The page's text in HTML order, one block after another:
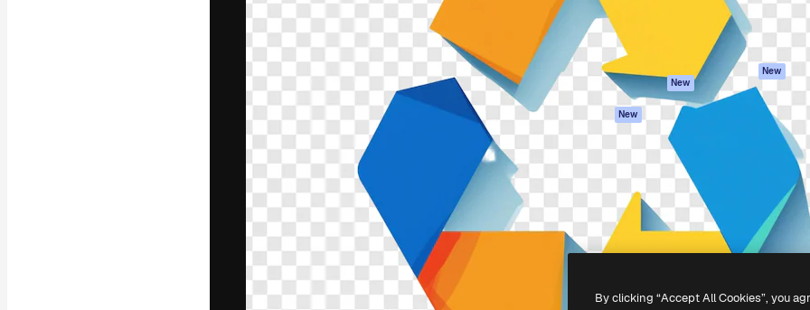
Gerador de vídeos
Texto para voz
Conteúdo de stock
MCP para
Claude/ChatGPT
New
New
API
Todas as
ferramentas
condições
Política de
privacidade
Originais
New
Política de
Central de
confiabilidade
Copyright © 2010- 2026 Freepik Company S.L.U. Todos os direitos reservados.
By clicking “Accept All Cookies”, you